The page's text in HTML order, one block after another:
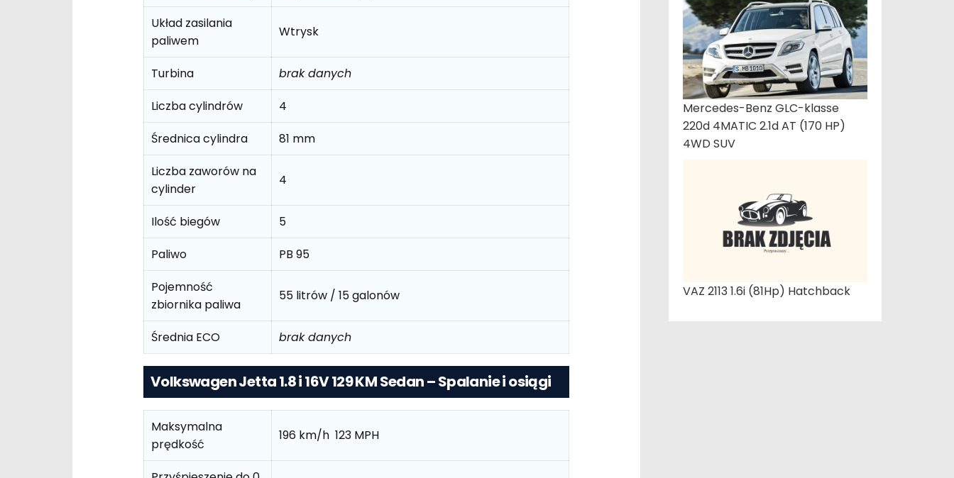
Układ zasilania
paliwem
Wtrysk
Turbina
brak danych
Liczba cylindrów
4
Średnica cylindra
81 mm
Liczba zaworów na
cylinder
4
Ilość biegów
5
Paliwo
PB 95
Pojemność
zbiornika paliwa
55 litrów / 15 galonów
Średnia ECO brak danych
Volkswagen Jetta 1.8 i 16V 129 KM Sedan – Spalanie i osiągi
Maksymalna
prędkość
196 km/h 123 MPH
Mercedes-Benz GLC-klasse
220d 4MATIC 2.1d AT (170 HP)
4WD SUV
VAZ 2113 1.6i (81Hp) Hatchback